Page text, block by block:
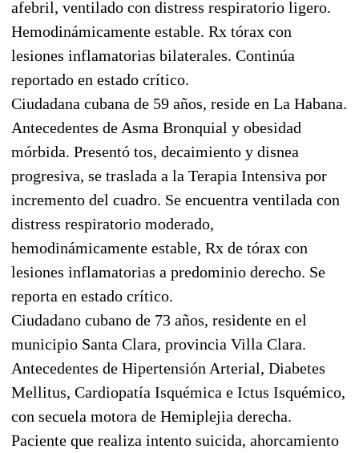
afebril, ventilado con distress respiratorio ligero.
Hemodinámicamente estable. Rx tórax con
lesiones inflamatorias bilaterales. Continúa
reportado en estado crítico.
Ciudadana cubana de 59 años, reside en La Habana.
Antecedentes de Asma Bronquial y obesidad
mórbida. Presentó tos, decaimiento y disnea
progresiva, se traslada a la Terapia Intensiva por
incremento del cuadro. Se encuentra ventilada con
distress respiratorio moderado,
hemodinámicamente estable, Rx de tórax con
lesiones inflamatorias a predominio derecho. Se
reporta en estado crítico.
Ciudadano cubano de 73 años, residente en el
municipio Santa Clara, provincia Villa Clara.
Antecedentes de Hipertensión Arterial, Diabetes
Mellitus, Cardiopatía Isquémica e Ictus Isquémico,
con secuela motora de Hemiplejia derecha.
Paciente que realiza intento suicida, ahorcamiento